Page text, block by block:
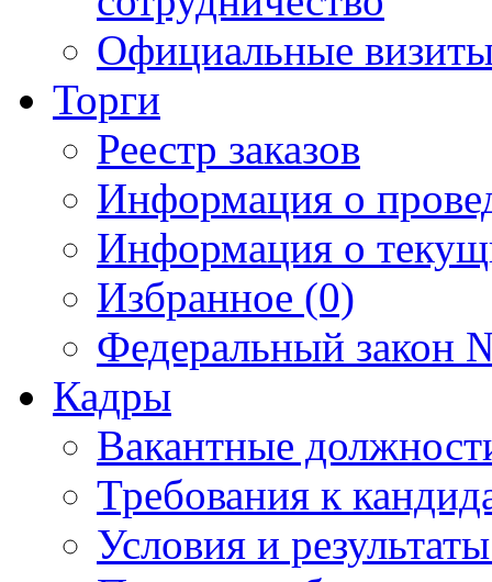
Официальные
Торги
Реестр заказов
Информация о
Информация о
Избранное (0)
Федеральный закон
Кадры
Вакантные
Требования к
Условия и